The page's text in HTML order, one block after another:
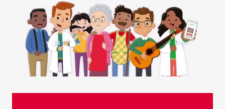
Subrayar enlaces
Fuente legible
Restablecer